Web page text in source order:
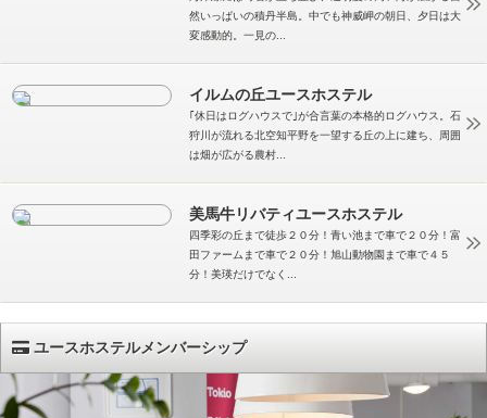
然いっぱいの積丹半島。中でも神威岬の朝日、夕日は大
変感動的。一見の...
イルムの丘ユースホステル
｢休日はログハウスで｣が合言葉の本格的ログハウス。石
狩川が流れる北空知平野を一望する丘の上に建ち、周囲
は畑が広がる農村...
美馬牛リバティユースホステル
四季彩の丘まで徒歩２０分！青い池まで車で２０分！富
田ファームまで車で２０分！旭山動物園まで車で４５
分！美瑛だけでなく...
ユースホステルメンバーシップ